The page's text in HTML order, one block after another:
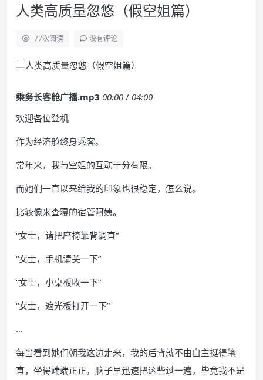
人类高质量忽悠（假空姐篇）
77次阅读 没有评论
乘务长客舱广播.mp3 00:00 / 04:00
欢迎各位登机
作为经济舱终身乘客。
常年来，我与空姐的互动十分有限。
而她们一直以来给我的印象也很稳定，怎么说。
比较像来查寝的宿管阿姨。
“女士，请把座椅靠背调直”
“女士，手机请关一下”
“女士，小桌板收一下”
“女士，遮光板打开一下”
…
每当看到她们朝我这边走来，我的后背就不由自主挺得笔
直，坐得端端正正，脑子里迅速把这些过一遍，毕竟我不是